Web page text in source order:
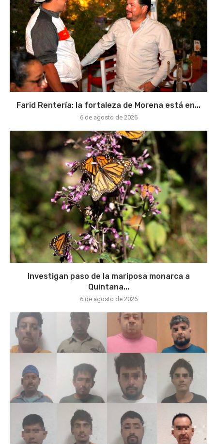
Farid Rentería: la fortaleza de Morena está en...
6 de agosto de 2026
Investigan paso de la mariposa monarca a
Quintana...
6 de agosto de 2026